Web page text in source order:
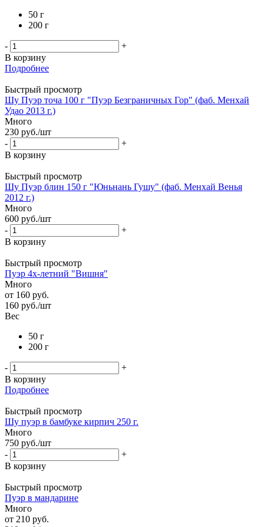
50 г
200 г
-
+
В корзину
Подробнее
Быстрый просмотр
Шу Пуэр точа 100 г "Пуэр Безграничных Гор" (фаб. Менхай
Удао 2013 г.)
Много
230 руб./шт
-
+
В корзину
Быстрый просмотр
Шу Пуэр блин 150 г "Юньнань Гушу" (фаб. Менхай Венья
2012 г.)
Много
600 руб./шт
-
+
В корзину
Быстрый просмотр
Пуэр 4х-летний "Вишня"
Много
от 160 руб.
160 руб./шт
Вес
50 г
200 г
-
+
В корзину
Подробнее
Быстрый просмотр
Шу пуэр в бамбуке кирпич 250 г.
Много
750 руб./шт
-
+
В корзину
Быстрый просмотр
Пуэр в мандарине
Много
от 210 руб.